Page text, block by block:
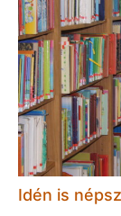
Idén is